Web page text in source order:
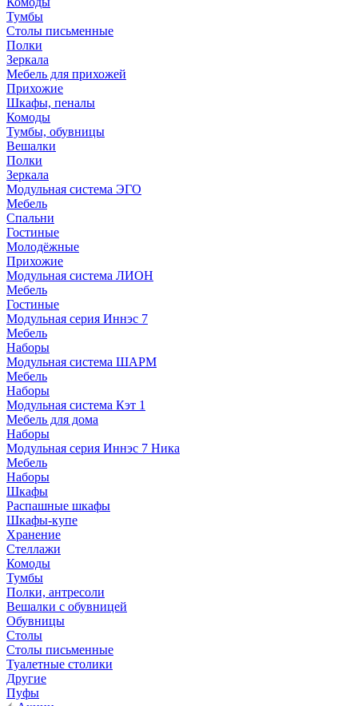
Тумбы
Столы письменные
Полки
Зеркала
Мебель для прихожей
Прихожие
Шкафы, пеналы
Комоды
Тумбы, обувницы
Вешалки
Полки
Зеркала
Модульная система ЭГО
Мебель
Спальни
Гостиные
Молодёжные
Прихожие
Модульная система ЛИОН
Мебель
Гостиные
Модульная серия Иннэс 7
Мебель
Наборы
Модульная система ШАРМ
Мебель
Наборы
Модульная система Кэт 1
Мебель для дома
Наборы
Модульная серия Иннэс 7 Ника
Мебель
Наборы
Шкафы
Распашные шкафы
Шкафы-купе
Хранение
Стеллажи
Комоды
Тумбы
Полки, антресоли
Вешалки с обувницей
Обувницы
Столы
Столы письменные
Туалетные столики
Другие
Пуфы